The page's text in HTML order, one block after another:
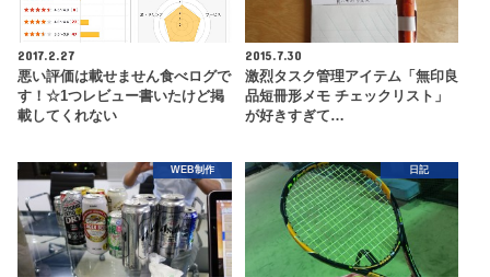
2017.2.27
悪い評価は載せません食べログで
す！☆1つレビュー書いたけど掲
載してくれない
2015.7.30
激烈タスク管理アイテム「無印良
品短冊形メモ チェックリスト」
が好きすぎて…
WEB制作 日記